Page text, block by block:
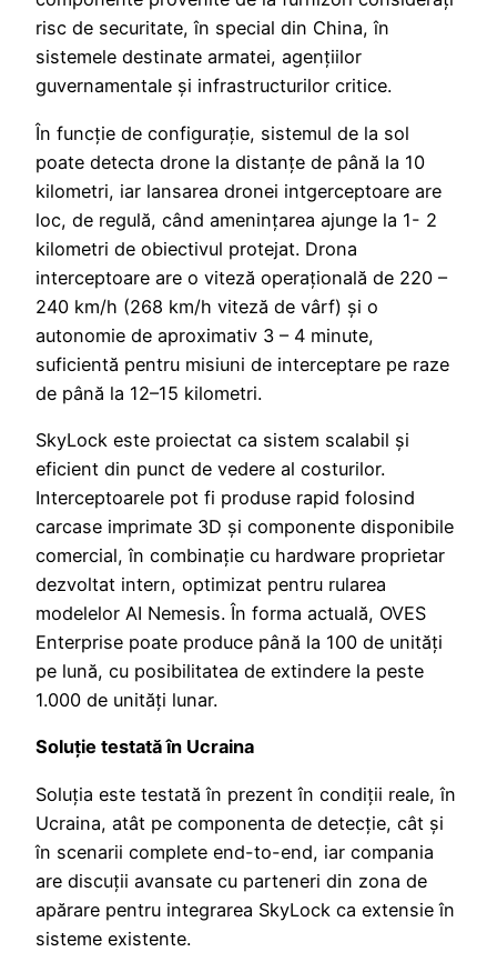
risc de securitate, în special din China, în
sistemele destinate armatei, agențiilor
guvernamentale și infrastructurilor critice.
În funcție de configurație, sistemul de la sol
poate detecta drone la distanțe de până la 10
kilometri, iar lansarea dronei intgerceptoare are
loc, de regulă, când amenințarea ajunge la 1- 2
kilometri de obiectivul protejat. Drona
interceptoare are o viteză operațională de 220 –
240 km/h (268 km/h viteză de vârf) și o
autonomie de aproximativ 3 – 4 minute,
suficientă pentru misiuni de interceptare pe raze
de până la 12–15 kilometri.
SkyLock este proiectat ca sistem scalabil și
eficient din punct de vedere al costurilor.
Interceptoarele pot fi produse rapid folosind
carcase imprimate 3D și componente disponibile
comercial, în combinație cu hardware proprietar
dezvoltat intern, optimizat pentru rularea
modelelor AI Nemesis. În forma actuală, OVES
Enterprise poate produce până la 100 de unități
pe lună, cu posibilitatea de extindere la peste
1.000 de unități lunar.
Soluție testată în Ucraina
Soluția este testată în prezent în condiții reale, în
Ucraina, atât pe componenta de detecție, cât și
în scenarii complete end-to-end, iar compania
are discuții avansate cu parteneri din zona de
apărare pentru integrarea SkyLock ca extensie în
sisteme existente.